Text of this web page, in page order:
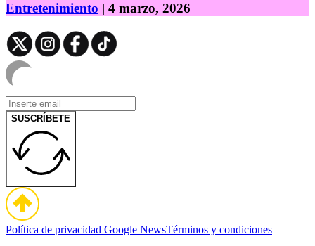
Entretenimiento | 4 marzo, 2026
SUSCRÍBETE
Política de privacidad Google NewsTérminos y condiciones